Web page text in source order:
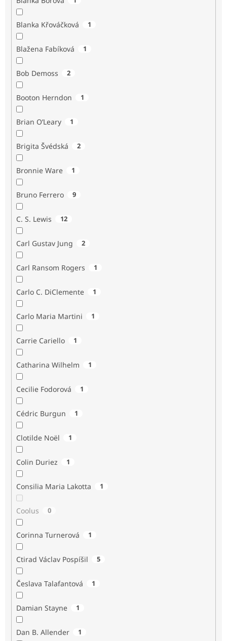
Blanka Křováčková 1
Blažena Fabíková 1
Bob Demoss 2
Booton Herndon 1
Brian O’Leary 1
Brigita Švédská 2
Bronnie Ware 1
Bruno Ferrero 9
C. S. Lewis 12
Carl Gustav Jung 2
Carl Ransom Rogers 1
Carlo C. DiClemente 1
Carlo Maria Martini 1
Carrie Cariello 1
Catharina Wilhelm 1
Cecilie Fodorová 1
Cédric Burgun 1
Clotilde Noël 1
Colin Duriez 1
Consilia Maria Lakotta 1
Coolus 0
Corinna Turnerová 1
Ctirad Václav Pospíšil 5
Česlava Talafantová 1
Damian Stayne 1
Dan B. Allender 1